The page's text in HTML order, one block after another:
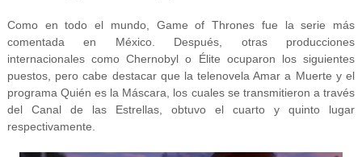
Como en todo el mundo, Game of Thrones fue la serie más
comentada en México. Después, otras producciones
internacionales como Chernobyl o Élite ocuparon los siguientes
puestos, pero cabe destacar que la telenovela Amar a Muerte y el
programa Quién es la Máscara, los cuales se transmitieron a través
del Canal de las Estrellas, obtuvo el cuarto y quinto lugar
respectivamente.